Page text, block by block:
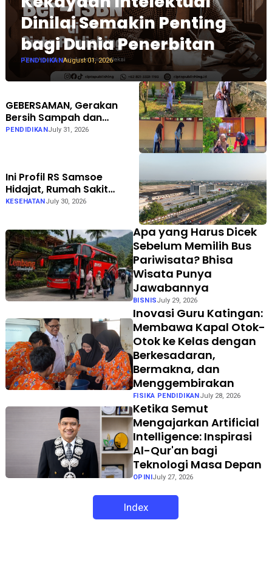
Dinilai Semakin Penting
bagi Dunia Penerbitan
PENDIDIKANAugust 01, 2026
GEBERSAMAN, Gerakan
Bersih Sampah dan
Penataan Taman di SMPN 1
PENDIDIKANJuly 31, 2026
Ini Profil RS Samsoe
Hidajat, Rumah Sakit
Umum Swasta Semarang
KESEHATANJuly 30, 2026
Apa yang Harus Dicek
Sebelum Memilih Bus
Pariwisata? Bhisa
Wisata Punya
Jawabannya
BISNISJuly 29, 2026
Inovasi Guru Katingan:
Membawa Kapal Otok-
Otok ke Kelas dengan
Berkesadaran,
Bermakna, dan
Menggembirakan
FISIKA PENDIDIKAN July 28, 2026
Ketika Semut
Mengajarkan Artificial
Intelligence: Inspirasi
Al-Qur'an bagi
Teknologi Masa Depan
OPINI July 27, 2026
Index